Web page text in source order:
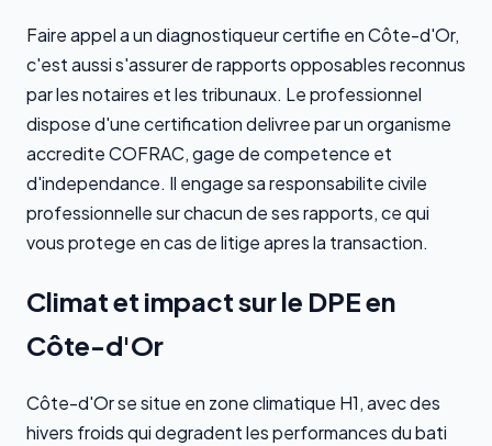
Faire appel a un diagnostiqueur certifie en Côte-d'Or,
c'est aussi s'assurer de rapports opposables reconnus
par les notaires et les tribunaux. Le professionnel
dispose d'une certification delivree par un organisme
accredite COFRAC, gage de competence et
d'independance. Il engage sa responsabilite civile
professionnelle sur chacun de ses rapports, ce qui
vous protege en cas de litige apres la transaction.
Climat et impact sur le DPE en
Côte-d'Or
Côte-d'Or se situe en zone climatique H1, avec des
hivers froids qui degradent les performances du bati